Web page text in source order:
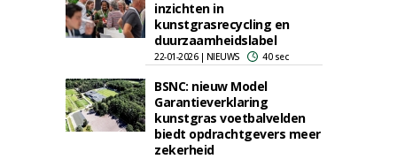
inzichten in
kunstgrasrecycling en
duurzaamheidslabel
22-01-2026 | NIEUWS 40 sec
BSNC: nieuw Model
Garantieverklaring
kunstgras voetbalvelden
biedt opdrachtgevers meer
zekerheid